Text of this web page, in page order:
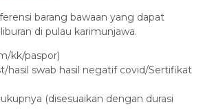
barang bawaan yang dapat
di pulau karimunjawa.
kk/paspor)
hasil swab hasil negatif covid/Sertifikat
(disesuaikan dengan durasi